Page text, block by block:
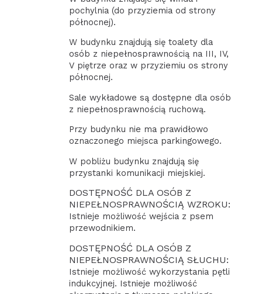
pochylnia (do przyziemia od strony
północnej).
W budynku znajdują się toalety dla
osób z niepełnosprawnością na III, IV,
V piętrze oraz w przyziemiu os strony
północnej.
Sale wykładowe są dostępne dla osób
z niepełnosprawnością ruchową.
Przy budynku nie ma prawidłowo
oznaczonego miejsca parkingowego.
W pobliżu budynku znajdują się
przystanki komunikacji miejskiej.
DOSTĘPNOŚĆ DLA OSÓB Z
NIEPEŁNOSPRAWNOŚCIĄ WZROKU:
Istnieje możliwość wejścia z psem
przewodnikiem.
DOSTĘPNOŚĆ DLA OSÓB Z
NIEPEŁNOSPRAWNOŚCIĄ SŁUCHU:
Istnieje możliwość wykorzystania pętli
indukcyjnej. Istnieje możliwość